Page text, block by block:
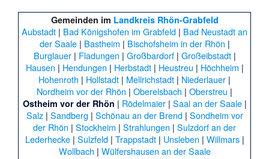
Gemeinden im Landkreis Rhön-Grabfeld
Aubstadt | Bad Königshofen im Grabfeld | Bad Neustadt an
der Saale| Bastheim | Bischofsheim in der Rhön |
Burglauer| Fladungen | Großbardorf| Großeibstadt|
Hausen | Hendungen | Herbstadt| Heustreu | Höchheim |
Hohenroth | Hollstadt | Mellrichstadt | Niederlauer |
Nordheim vor der Rhön | Oberelsbach | Oberstreu |
Ostheim vor der Rhön | Rödelmaier| Saal an der Saale|
Salz| Sandberg | Schönau an der Brend| Sondheim vor
der Rhön | Stockheim | Strahlungen | Sulzdorf an der
Lederhecke| Sulzfeld| Trappstadt| Unsleben | Willmars|
Wollbach | Wülfershausen an der Saale